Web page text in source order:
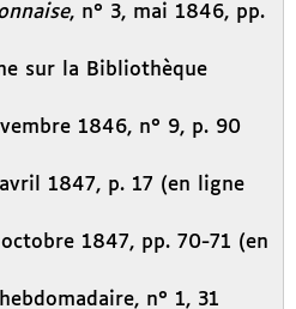
, n° 3, mai 1846, pp.
sur la Bibliothèque
1846, n° 9, p. 90
1847, p. 17 (en ligne
1847, pp. 70-71 (en
n° 1, 31